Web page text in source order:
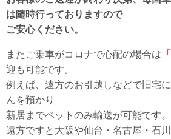
は随時行っておりますので
ご安心ください。
またご乗車がコロナで心配の場合は
迎も可能です。
例えば、遠方のお引越しなどで旧宅
んを預かり
新居までペットのみ輸送が可能です。
遠方ですと大阪や仙台・名古屋・石